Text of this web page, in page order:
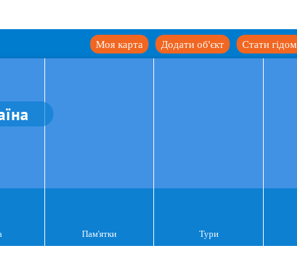
Стати гідом
Додати об'єкт
Моя карта
Пам'ятки Тури